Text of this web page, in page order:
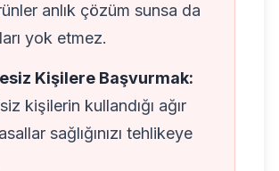
anlık çözüm sunsa da
yok etmez.
Kişilere Başvurmak:
kişilerin kullandığı ağır
sağlığınızı tehlikeye